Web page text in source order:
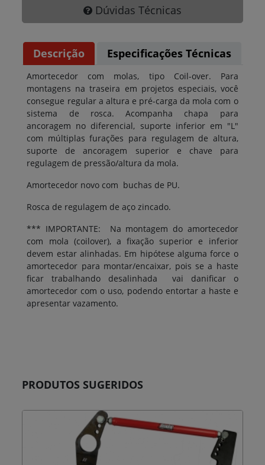
Dúvidas Técnicas
Descrição Especificações Técnicas
Amortecedor com molas, tipo Coil-over. Para
montagens na traseira em projetos especiais, você
consegue regular a altura e pré-carga da mola com o
sistema de rosca. Acompanha chapa para
ancoragem no diferencial, suporte inferior em "L"
com múltiplas furações para regulagem de altura,
suporte de ancoragem superior e chave para
regulagem de pressão/altura da mola.
Amortecedor novo com buchas de PU.
Rosca de regulagem de aço zincado.
*** IMPORTANTE: Na montagem do amortecedor
com mola (coilover), a fixação superior e inferior
devem estar alinhadas. Em hipótese alguma force o
amortecedor para montar/encaixar, pois se a haste
ficar trabalhando desalinhada vai danificar o
amortecedor com o uso, podendo entortar a haste e
apresentar vazamento.
PRODUTOS SUGERIDOS